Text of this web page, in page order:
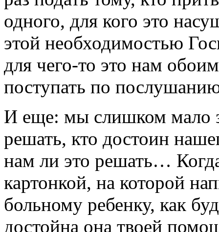
одного, для кого это
этой необходимостью
для чего-то это нам
поступать по
И еще: мы слишком мало
решать, кто достоин
нам ли это решать…
картонкой, на которой
больному ребенку, как
достойна она твоей